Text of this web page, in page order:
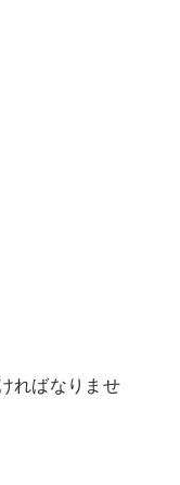
ればなりませ